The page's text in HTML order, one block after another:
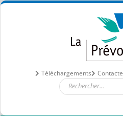
Passer
Téléchargements